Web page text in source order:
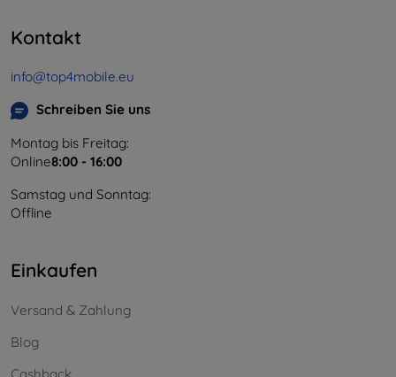
Kontakt
info@top4mobile.eu
Schreiben Sie uns
Montag bis Freitag:
Online8:00 - 16:00
Samstag und Sonntag:
Offline
Einkaufen
Versand & Zahlung
Blog
Cashback